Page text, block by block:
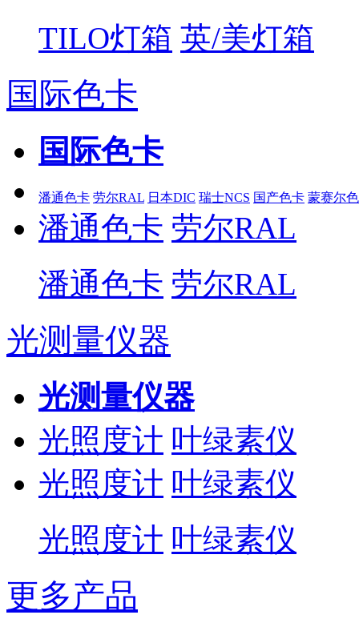
TILO灯箱 英/美灯箱
国际色卡
国际色卡
潘通色卡 劳尔RAL 日本DIC 瑞士NCS 国产色卡 蒙赛尔
潘通色卡 劳尔RAL
潘通色卡 劳尔RAL
光测量仪器
光测量仪器
光照度计 叶绿素仪
光照度计 叶绿素仪
光照度计 叶绿素仪
更多产品